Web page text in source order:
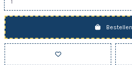
Bestellen